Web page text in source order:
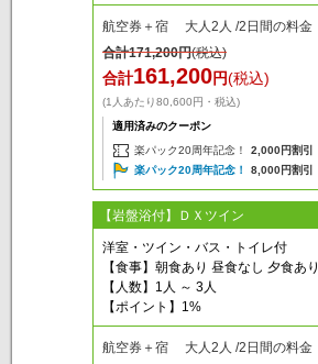
航空券＋宿 大人2人 /2日間の料金
合計171,200円(税込)
合計161,200円(税込)
(1人あたり80,600円・税込)
適用済みのクーポン
楽パック20周年記念！
2,000円割引
楽パック20周年記念！
8,000円割引
【岩盤浴付】ＤＸツイン
洋室・ツイン・バス・トイレ付
【食事】朝食あり 昼食なし 夕食あり
【人数】1人 ～ 3人
【ポイント】1%
航空券＋宿 大人2人 /2日間の料金